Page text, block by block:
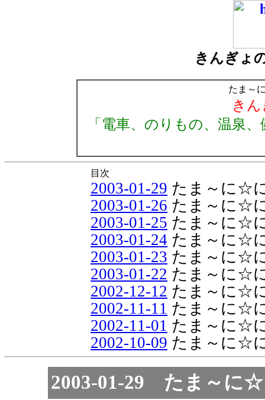
きんぎょ
たま～
き
「電車、のりもの、温泉
目次
2003-01-29 たま～に☆
2003-01-26 たま～に☆
2003-01-25 たま～に☆
2003-01-24 たま～に☆
2003-01-23 たま～に☆
2003-01-22 たま～に☆
2002-12-12 たま～に☆
2002-11-11 たま～に☆
2002-11-01 たま～に☆
2002-10-09 たま～に☆
2003-01-29 たま～に